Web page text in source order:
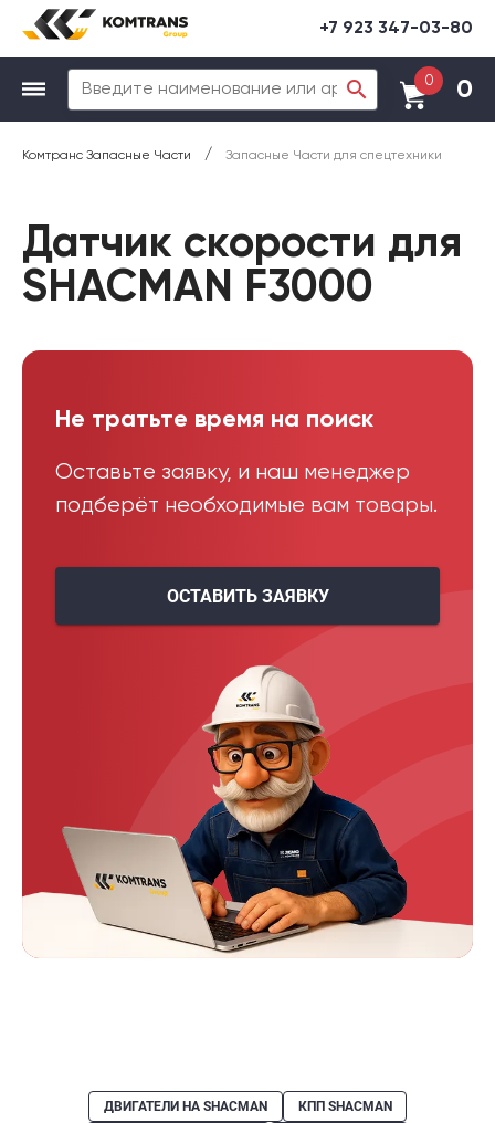
+7 923 347-03-80
0 0
Комтранс Запасные Части / Запасные Части для спецтехники
Датчик скорости для
SHACMAN F3000
Не тратьте время на поиск
Оставьте заявку, и наш менеджер
подберёт необходимые вам товары.
ОСТАВИТЬ ЗАЯВКУ
ДВИГАТЕЛИ НА SHACMAN
КПП SHACMAN